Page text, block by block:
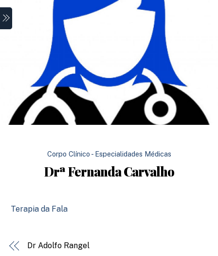
Skip
to
content
Corpo Clínico - Especialidades Médicas
Drª Fernanda Carvalho
Terapia da Fala
Dr Adolfo Rangel